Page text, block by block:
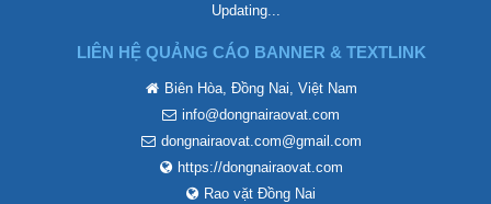
Updating...
LIÊN HỆ QUẢNG CÁO BANNER & TEXTLINK
Biên Hòa, Đồng Nai, Việt Nam
info@dongnairaovat.com
dongnairaovat.com@gmail.com
https://dongnairaovat.com
Rao vặt Đồng Nai